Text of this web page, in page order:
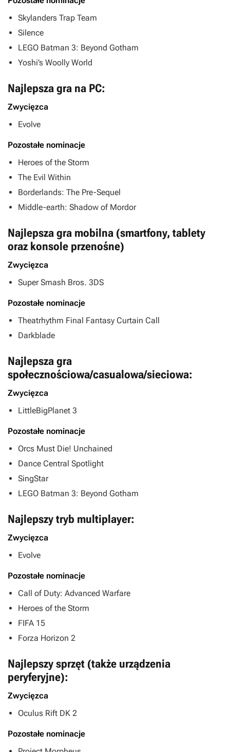
Skylanders Trap Team
Silence
LEGO Batman 3: Beyond Gotham
Yoshi’s Woolly World
Najlepsza gra na PC:
Zwycięzca
Evolve
Pozostałe nominacje
Heroes of the Storm
The Evil Within
Borderlands: The Pre-Sequel
Middle-earth: Shadow of Mordor
Najlepsza gra mobilna (smartfony, tablety
oraz konsole przenośne)
Zwycięzca
Super Smash Bros. 3DS
Pozostałe nominacje
Theatrhythm Final Fantasy Curtain Call
Darkblade
Najlepsza gra
społecznościowa/casualowa/sieciowa:
Zwycięzca
LittleBigPlanet 3
Pozostałe nominacje
Orcs Must Die! Unchained
Dance Central Spotlight
SingStar
LEGO Batman 3: Beyond Gotham
Najlepszy tryb multiplayer:
Zwycięzca
Evolve
Pozostałe nominacje
Call of Duty: Advanced Warfare
Heroes of the Storm
FIFA 15
Forza Horizon 2
Najlepszy sprzęt (także urządzenia
peryferyjne):
Zwycięzca
Oculus Rift DK 2
Pozostałe nominacje